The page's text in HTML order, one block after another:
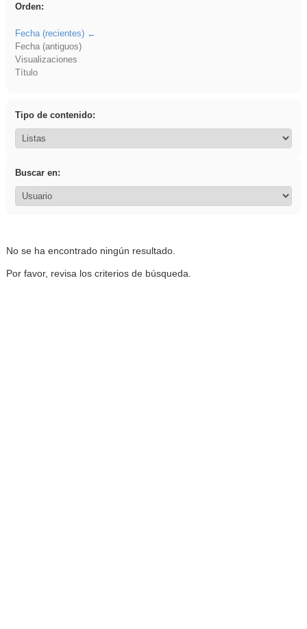
Orden:
Fecha (recientes)
Fecha (antiguos)
Visualizaciones
Título
Tipo de contenido:
Buscar en:
No se ha encontrado ningún resultado.
Por favor, revisa los criterios de búsqueda.